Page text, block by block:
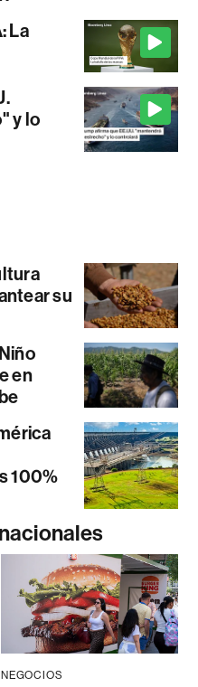
La
y lo
su
en
100%
NEGOCIOS